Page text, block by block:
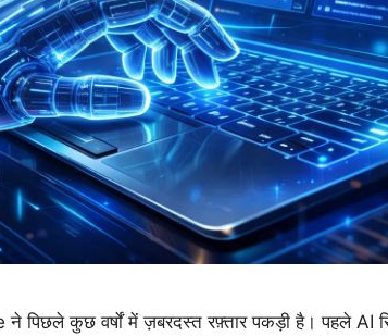
कुछ वर्षों में ज़बरदस्त रफ़्तार पकड़ी है। पहले AI